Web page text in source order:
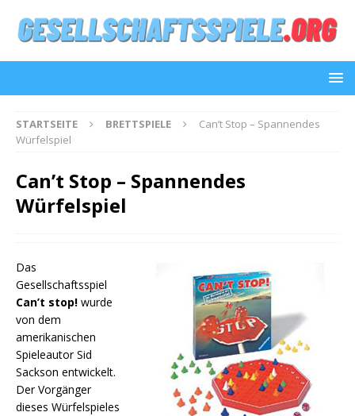
STARTSEITE BRETTSPIELE
Can’t Stop – Spannendes
Würfelspiel
Can’t Stop – Spannendes
Würfelspiel
Das
Gesellschaftsspiel
Can’t stop! wurde
von dem
amerikanischen
Spieleautor Sid
Sackson entwickelt.
Der Vorgänger
dieses Würfelspieles